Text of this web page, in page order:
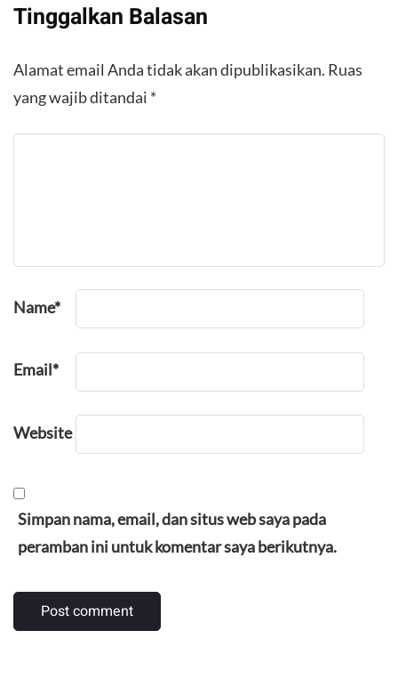
Tinggalkan Balasan
Alamat email Anda tidak akan dipublikasikan. Ruas
yang wajib ditandai *
Name*
Email*
Website
Simpan nama, email, dan situs web saya pada
peramban ini untuk komentar saya berikutnya.